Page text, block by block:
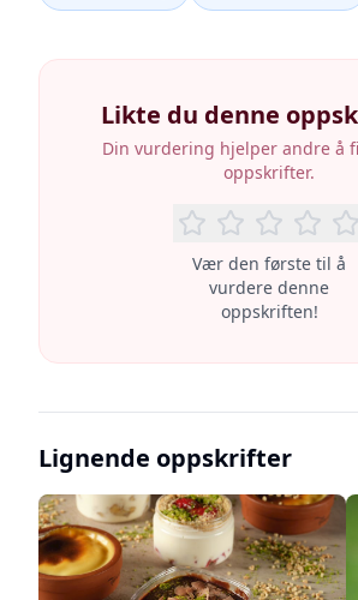
Likte du denne
Din vurdering hjelper andre å
oppskrifter.
Vær den første til å
vurdere denne
oppskriften!
Lignende oppskrifter